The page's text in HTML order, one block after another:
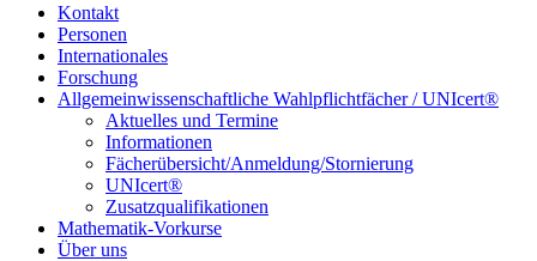
Kontakt
Personen
Internationales
Forschung
Allgemeinwissenschaftliche Wahlpflichtfächer / UNIcert®
Aktuelles und Termine
Informationen
Fächerübersicht/Anmeldung/Stornierung
UNIcert®
Zusatzqualifikationen
Mathematik-Vorkurse
Über uns